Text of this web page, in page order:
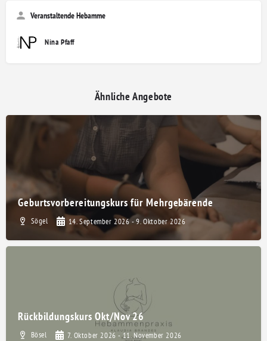
Veranstaltende Hebamme
Nina Pfaff
Ähnliche Angebote
Geburtsvorbereitungskurs für Mehrgebärende
Sögel 14. September 2026 - 9. Oktober 2026
Rückbildungskurs Okt/Nov 26
Bösel
7. Oktober 2026 - 11. November 2026